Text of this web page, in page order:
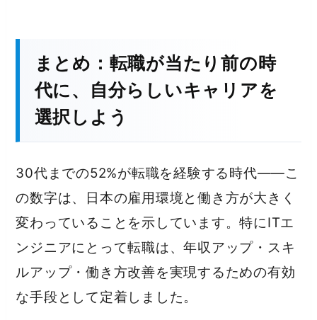
まとめ：転職が当たり前の時
代に、自分らしいキャリアを
選択しよう
30代までの52%が転職を経験する時代——こ
の数字は、日本の雇用環境と働き方が大きく
変わっていることを示しています。特にITエ
ンジニアにとって転職は、年収アップ・スキ
ルアップ・働き方改善を実現するための有効
な手段として定着しました。